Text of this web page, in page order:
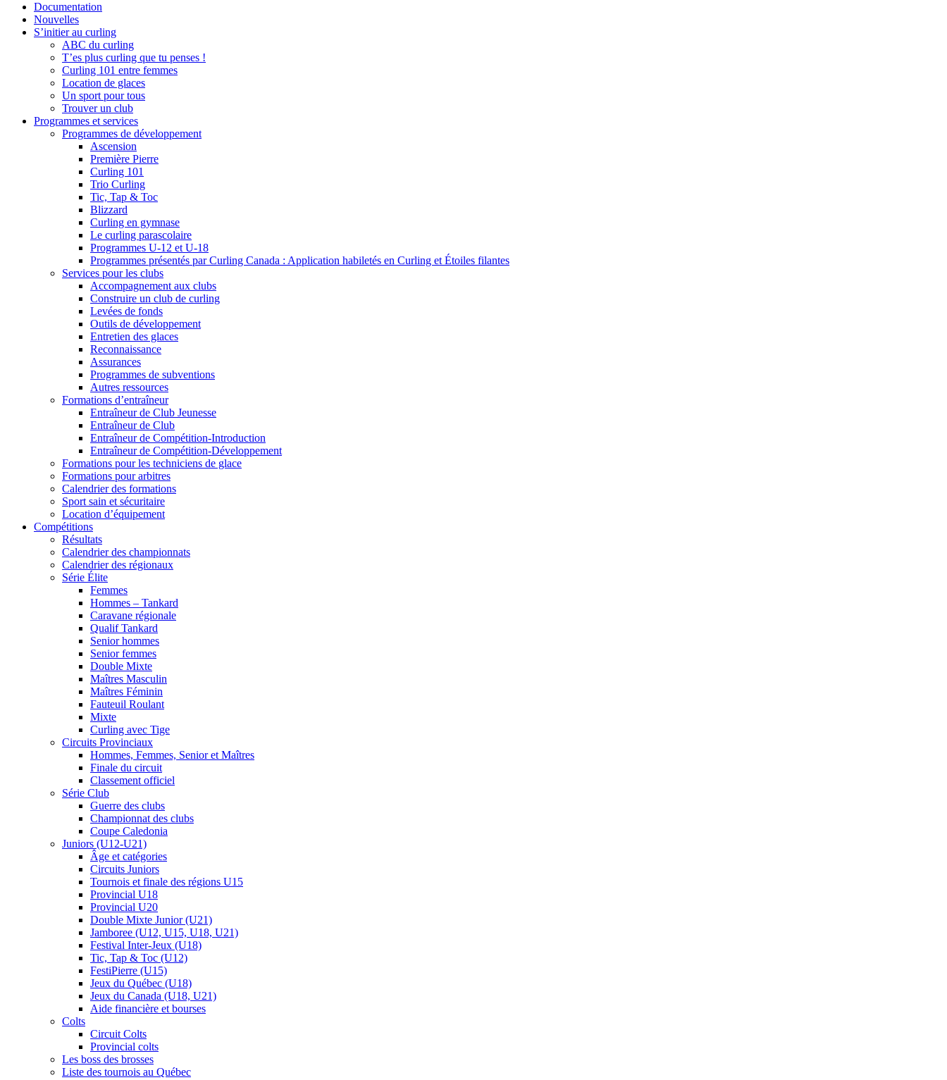
Documentation
Nouvelles
S’initier au curling
ABC du curling
T’es plus curling que tu penses !
Curling 101 entre femmes
Location de glaces
Un sport pour tous
Trouver un club
Programmes et services
Programmes de développement
Ascension
Première Pierre
Curling 101
Trio Curling
Tic, Tap & Toc
Blizzard
Curling en gymnase
Le curling parascolaire
Programmes U-12 et U-18
Programmes présentés par Curling Canada : Application habiletés en Curling et Étoiles filantes
Services pour les clubs
Accompagnement aux clubs
Construire un club de curling
Levées de fonds
Outils de développement
Entretien des glaces
Reconnaissance
Assurances
Programmes de subventions
Autres ressources
Formations d’entraîneur
Entraîneur de Club Jeunesse
Entraîneur de Club
Entraîneur de Compétition-Introduction
Entraîneur de Compétition-Développement
Formations pour les techniciens de glace
Formations pour arbitres
Calendrier des formations
Sport sain et sécuritaire
Location d’équipement
Compétitions
Résultats
Calendrier des championnats
Calendrier des régionaux
Série Élite
Femmes
Hommes – Tankard
Caravane régionale
Qualif Tankard
Senior hommes
Senior femmes
Double Mixte
Maîtres Masculin
Maîtres Féminin
Fauteuil Roulant
Mixte
Curling avec Tige
Circuits Provinciaux
Hommes, Femmes, Senior et Maîtres
Finale du circuit
Classement officiel
Série Club
Guerre des clubs
Championnat des clubs
Coupe Caledonia
Juniors (U12-U21)
Âge et catégories
Circuits Juniors
Tournois et finale des régions U15
Provincial U18
Provincial U20
Double Mixte Junior (U21)
Jamboree (U12, U15, U18, U21)
Festival Inter-Jeux (U18)
Tic, Tap & Toc (U12)
FestiPierre (U15)
Jeux du Québec (U18)
Jeux du Canada (U18, U21)
Aide financière et bourses
Colts
Circuit Colts
Provincial colts
Les boss des brosses
Liste des tournois au Québec